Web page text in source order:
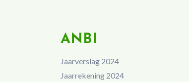
ANBI
Jaarverslag 2024
Jaarrekening 2024